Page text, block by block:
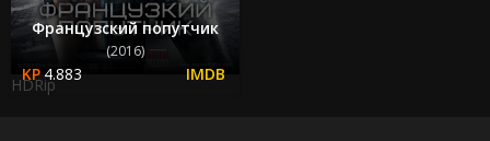
Французский попутчик
(2016)
4.883
HDRip